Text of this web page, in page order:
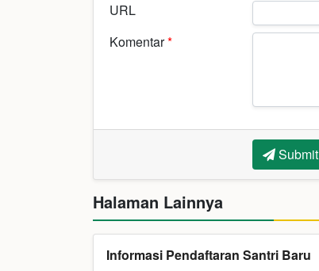
URL
Komentar*
Submit
Halaman Lainnya
Informasi Pendaftaran Santri Baru